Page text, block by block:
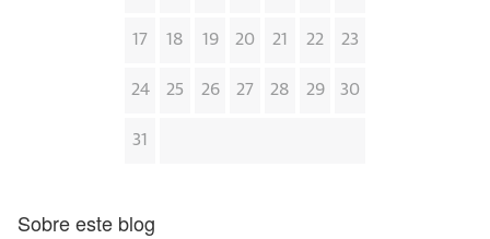
17 18 19 20 21 22 23
24 25 26 27 28 29 30
31
Sobre este blog